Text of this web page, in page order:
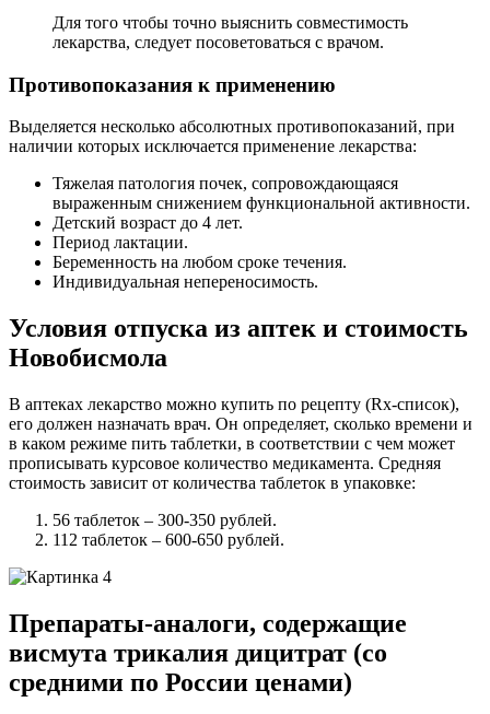
Для того чтобы точно выяснить совместимость
лекарства, следует посоветоваться с врачом.
Противопоказания к применению
Выделяется несколько абсолютных противопоказаний, при
наличии которых исключается применение лекарства:
Тяжелая патология почек, сопровождающаяся
выраженным снижением функциональной активности.
Детский возраст до 4 лет.
Период лактации.
Беременность на любом сроке течения.
Индивидуальная непереносимость.
Условия отпуска из аптек и стоимость
Новобисмола
В аптеках лекарство можно купить по рецепту (Rx-список),
его должен назначать врач. Он определяет, сколько времени и
в каком режиме пить таблетки, в соответствии с чем может
прописывать курсовое количество медикамента. Средняя
стоимость зависит от количества таблеток в упаковке:
56 таблеток – 300-350 рублей.
112 таблеток – 600-650 рублей.
Препараты-аналоги, содержащие
висмута трикалия дицитрат (со
средними по России ценами)